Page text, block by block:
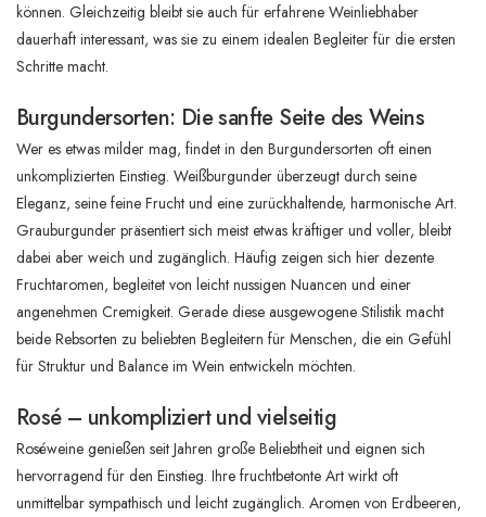
können. Gleichzeitig bleibt sie auch für erfahrene Weinliebhaber
dauerhaft interessant, was sie zu einem idealen Begleiter für die ersten
Schritte macht.
Burgundersorten: Die sanfte Seite des Weins
Wer es etwas milder mag, findet in den Burgundersorten oft einen
unkomplizierten Einstieg. Weißburgunder überzeugt durch seine
Eleganz, seine feine Frucht und eine zurückhaltende, harmonische Art.
Grauburgunder präsentiert sich meist etwas kräftiger und voller, bleibt
dabei aber weich und zugänglich. Häufig zeigen sich hier dezente
Fruchtaromen, begleitet von leicht nussigen Nuancen und einer
angenehmen Cremigkeit. Gerade diese ausgewogene Stilistik macht
beide Rebsorten zu beliebten Begleitern für Menschen, die ein Gefühl
für Struktur und Balance im Wein entwickeln möchten.
Rosé – unkompliziert und vielseitig
Roséweine genießen seit Jahren große Beliebtheit und eignen sich
hervorragend für den Einstieg. Ihre fruchtbetonte Art wirkt oft
unmittelbar sympathisch und leicht zugänglich. Aromen von Erdbeeren,